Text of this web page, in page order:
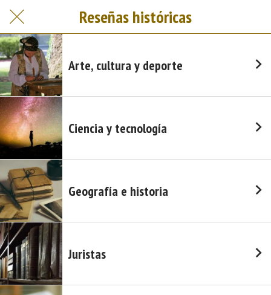
Reseñas históricas
Arte, cultura y deporte
Ciencia y tecnología
Geografía e historia
Juristas